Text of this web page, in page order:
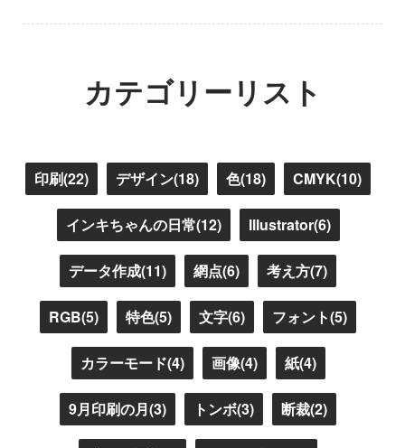
カテゴリーリスト
印刷(22) デザイン(18) 色(18) CMYK(10)
インキちゃんの日常(12) Illustrator(6)
データ作成(11) 網点(6) 考え方(7)
RGB(5) 特色(5) 文字(6) フォント(5)
カラーモード(4) 画像(4) 紙(4)
9月印刷の月(3) トンボ(3) 断裁(2)